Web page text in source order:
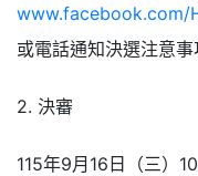
www.facebook.com/
或電話通知決選注意事
2. 決審
115年9月16日（三）